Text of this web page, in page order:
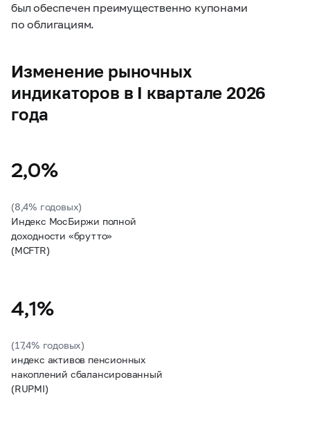
был обеспечен преимущественно купонами
по облигациям.
Изменение рыночных
индикаторов в I квартале 2026
года
2,0%
(8,4% годовых)
Индекс МосБиржи полной
доходности «брутто»
(MCFTR)
4,1%
(17,4% годовых)
индекс активов пенсионных
накоплений сбалансированный
(RUPMI)